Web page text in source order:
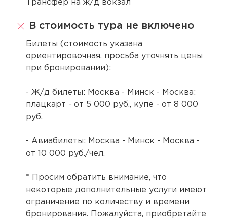
Трансфер на ж/д вокзал
В стоимость тура не включено
Билеты (стоимость указана
ориентировочная, просьба уточнять цены
при бронировании):
- Ж/д билеты: Москва - Минск - Москва:
плацкарт - от 5 000 руб., купе - от 8 000
руб.
- Авиабилеты: Москва - Минск - Москва -
от 10 000 руб./чел.
* Просим обратить внимание, что
некоторые дополнительные услуги имеют
ограничение по количеству и времени
бронирования. Пожалуйста, приобретайте